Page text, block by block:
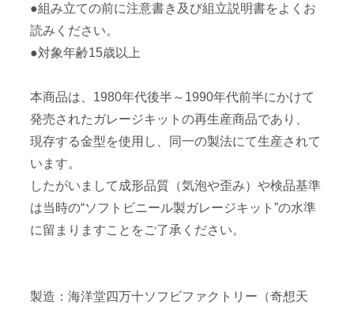
●組み立ての前に注意書き及び組立説明書をよくお
読みください。
●対象年齢15歳以上
本商品は、1980年代後半～1990年代前半にかけて
発売されたガレージキットの再生産商品であり、
現存する金型を使用し、同一の製法にて生産されて
います。
したがいまして成形品質（気泡や歪み）や検品基準
は当時の“ソフトビニール製ガレージキット”の水準
に留まりますことをご了承ください。
製造：海洋堂四万十ソフビファクトリー（奇想天